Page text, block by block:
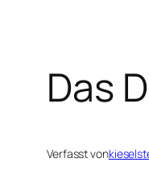
Das
Verfasst von